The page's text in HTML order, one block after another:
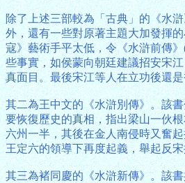
除了上述三部較為「古典」的《水
外，還有一些對原著主題大加發揮
寇》藝術手平太低，令《水滸前傳
些事實，如侯蒙向朝廷建議招安宋
真面目。最後宋江等人在立功後還
其二為王中文的《水滸別傳》。該
要恢復歷史的真相，指出梁山一伙
六州一半，其後在金人南侵時又奮
王定六的領導下再度起義，舉起反
其三為褚同慶的《水滸新傳》。該